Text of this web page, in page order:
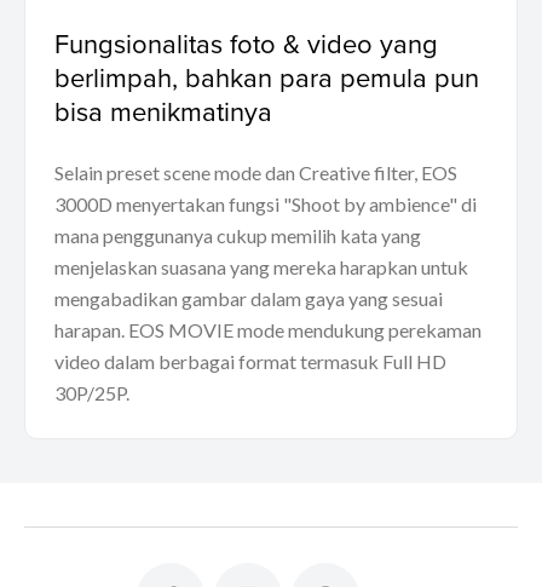
Fungsionalitas foto & video yang
berlimpah, bahkan para pemula pun
bisa menikmatinya
Selain preset scene mode dan Creative filter, EOS
3000D menyertakan fungsi "Shoot by ambience" di
mana penggunanya cukup memilih kata yang
menjelaskan suasana yang mereka harapkan untuk
mengabadikan gambar dalam gaya yang sesuai
harapan. EOS MOVIE mode mendukung perekaman
video dalam berbagai format termasuk Full HD
30P/25P.